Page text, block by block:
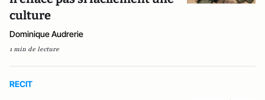
culture
Dominique Audrerie
1 min de lecture
RECIT